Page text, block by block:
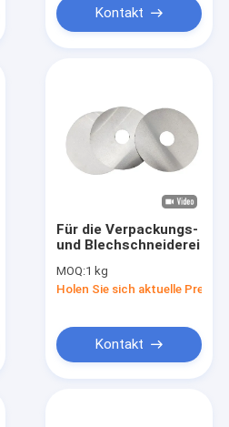
Kontakt
Für die Verpackungs-
und Blechschneiderei
MOQ:1 kg
Holen Sie sich aktuelle Preis
Kontakt